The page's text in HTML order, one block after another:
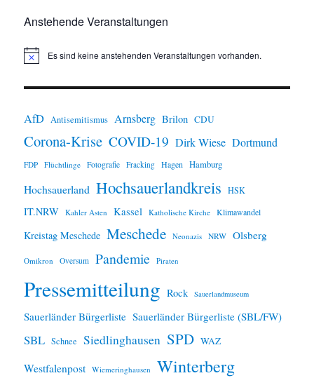
Anstehende Veranstaltungen
H
w
s
Es sind keine anstehenden Veranstaltungen vorhanden.
AfD Antisemitismus Arnsberg Brilon CDU
Corona-Krise COVID-19 Dirk Wiese Dortmund
FDP Flüchtlinge Fotografie Fracking Hagen Hamburg
Hochsauerland Hochsauerlandkreis HSK
IT.NRW Kahler Asten Kassel Katholische Kirche Klimawandel
Kreistag Meschede Meschede Neonazis NRW Olsberg
Omikron Oversum Pandemie Piraten
Pressemitteilung Rock Sauerlandmuseum
Sauerländer Bürgerliste Sauerländer Bürgerliste (SBL/FW)
SBL Schnee Siedlinghausen SPD WAZ
Westfalenpost Wiemeringhausen Winterberg